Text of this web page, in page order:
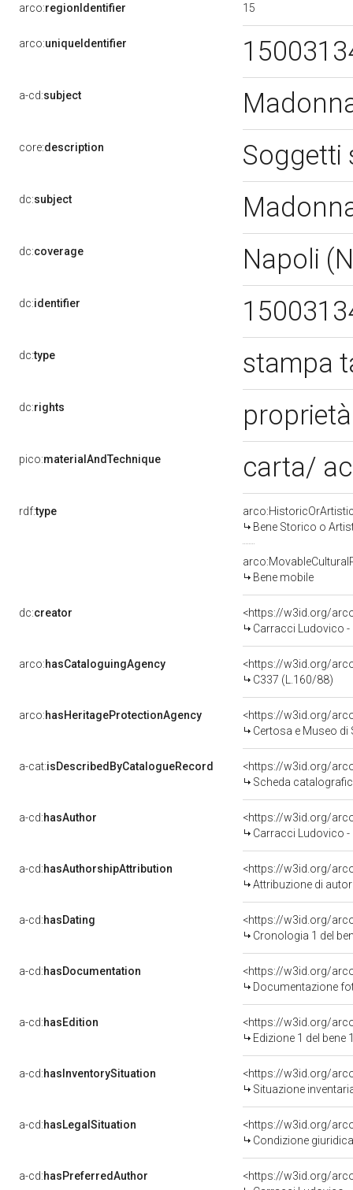
arco:regionIdentifier 15
arco:uniqueIdentifier
a-cd:subject
core:description Soggetti
dc:subject
dc:coverage Napoli
dc:identifier
dc:type stampa
dc:rights
pico:materialAndTechnique carta/
rdf:type
Bene Storico o
Bene mobile
dc:creator
<https://w3id.org/
Carracci Ludovico
arco:hasCataloguingAgency
<https://w3id.org/
C337 (L.160/88)
arco:hasHeritageProtectionAgency
<https://w3id.org/
Certosa e Museo di
a-cat:isDescribedByCatalogueRecord
<https://w3id.org/
Scheda
a-cd:hasAuthor
<https://w3id.org/
Carracci Ludovico
a-cd:hasAuthorshipAttribution
<https://w3id.org/
Attribuzione di
a-cd:hasDating
<https://w3id.org/
Cronologia 1 del
a-cd:hasDocumentation
Documentazione
a-cd:hasEdition
<https://w3id.org/
Edizione 1 del bene
a-cd:hasInventorySituation
<https://w3id.org/
Situazione
a-cd:hasLegalSituation
<https://w3id.org/
Condizione
a-cd:hasPreferredAuthor
<https://w3id.org/